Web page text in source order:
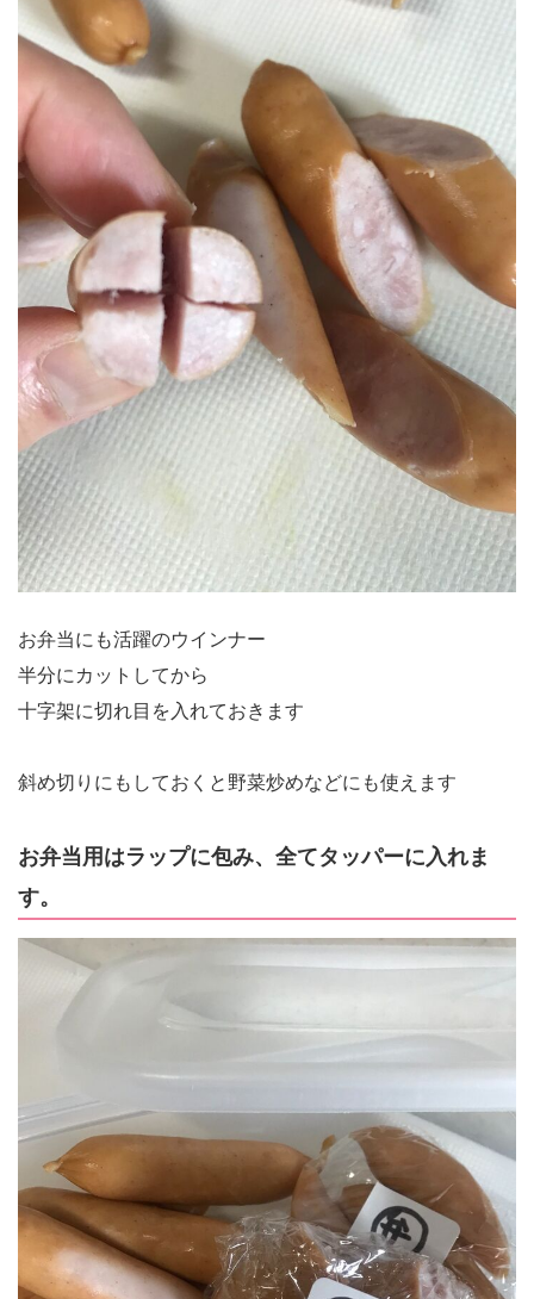
お弁当にも活躍のウインナー
半分にカットしてから
十字架に切れ目を入れておきます
斜め切りにもしておくと野菜炒めなどにも使えます
お弁当用はラップに包み、全てタッパーに入れま
す。